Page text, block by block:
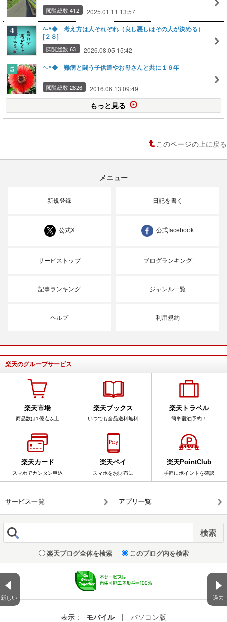
新しい 過去
閲覧総数 412 2025.01.11 13:57
^-^◆ 考え方は人それぞれ（良し悪しはその人が決める）
[２８]
閲覧総数 63 2026.08.05 15:42
^-^◆ 難病と闘う子供達やお母さんと共に１６年
閲覧総数 2826 2016.06.13 09:49
もっと見る
このページの上に戻る
メニュー
新規登録 日記を書く
公式X 公式facebook
サービストップ ブログランキング
記事ランキング ジャンル一覧
ヘルプ 利用規約
楽天のグループサービス
楽天市場
商品数は1億点以上
楽天ブックス
いつでも全品送料無料
楽天トラベル
簡単宿泊予約！
楽天カード
スマホでカンタン申込
楽天ペイ
スマホをお財布に
楽天PointClub
手軽にポイントを確認
サービス一覧 アプリ一覧
楽天ブログ全体を検索 このブログ内を検索
表示 : モバイル | パソコン版